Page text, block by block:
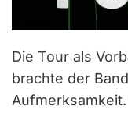
Die Tour als
brachte der